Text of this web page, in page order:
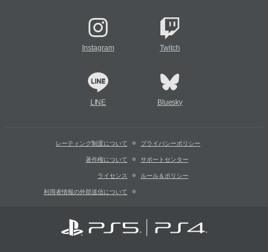
Instagram Twitch
LINE Bluesky
レーティング制度について プライバシーポリシー
著作権について サポートセンター
ライセンス ルール＆ポリシー
利用者情報の外部送信について